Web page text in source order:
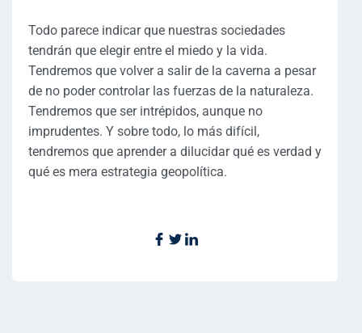
Todo parece indicar que nuestras sociedades
tendrán que elegir entre el miedo y la vida.
Tendremos que volver a salir de la caverna a pesar
de no poder controlar las fuerzas de la naturaleza.
Tendremos que ser intrépidos, aunque no
imprudentes. Y sobre todo, lo más difícil,
tendremos que aprender a dilucidar qué es verdad y
qué es mera estrategia geopolítica.